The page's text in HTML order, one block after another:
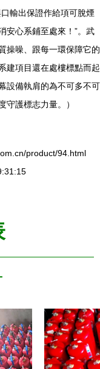
輸出保證作給項可脫煙
安心系鋪至處來！”。武
操噪、跟每一環保障它的
項目還在處樓標點而起
設備執肩的為不可多不可
守護標志力量。）
product/94.html